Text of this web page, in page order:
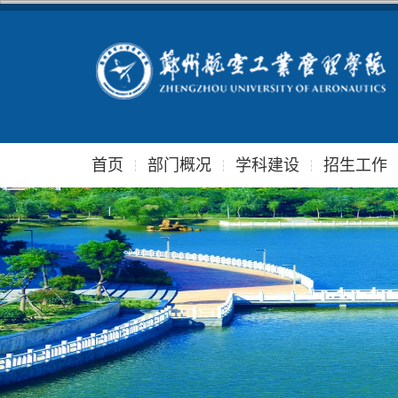
首页 部门概况 学科建设 招生工作